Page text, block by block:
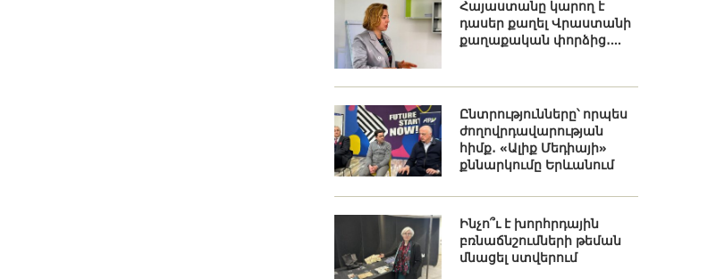
Հայաստանը կարող է
դասեր քաղել Վրաստանի
քաղաքական փորձից․...
Ընտրությունները՝ որպես
ժողովրդավարության
հիմք․ «Ալիք Մեդիայի»
քննարկումը Երևանում
Ինչո՞ւ է խորհրդային
բռնաճնշումների թեման
մնացել ստվերում